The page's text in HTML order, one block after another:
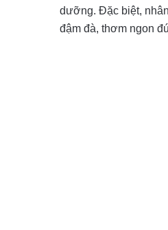
dưỡng. Đặc biệt,
đậm đà, thơm ngon